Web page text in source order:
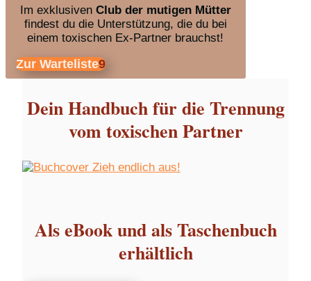
Im exklusiven Club der mutigen Mütter
findest du die Unterstützung, die du bei
einem toxischen Ex-Partner brauchst!
Zur Warteliste
Dein Handbuch für die Trennung
vom toxischen Partner
Als eBook und als Taschenbuch
erhältlich